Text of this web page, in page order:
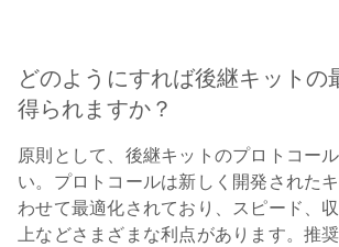
どのようにすれば後継キットの
得られますか？
原則として、後継キットのプロトコー
い。プロトコールは新しく開発された
わせて最適化されており、スピード、
上などさまざまな利点があります。推